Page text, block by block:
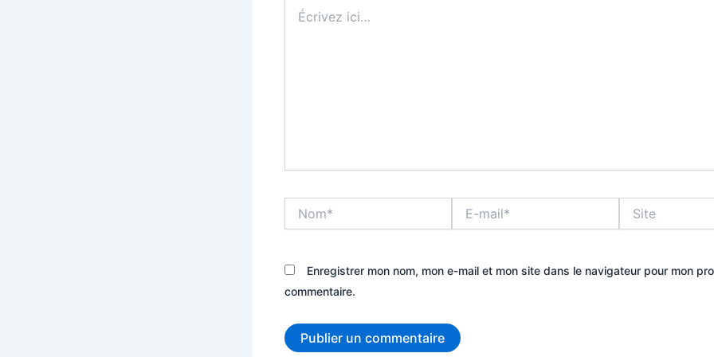
ici…
mail*
Enregistrer mon nom, mon e-mail et mon site dans le navigateur pour mon
commentaire.